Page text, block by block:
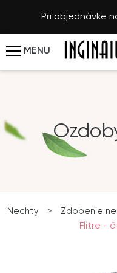
Pri objednávke
MENU
Nechty > Zdobenie
Flitre -